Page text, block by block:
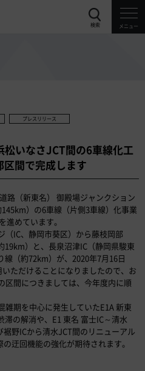
検索 メニュー
プレスリリース
松いなさJCT間の6車線化工
間で完成します
路（新東名） 御殿場ジャンクション
145km）の6車線（片側3車線）化事業
進めています。
（IC、静岡市葵区）から藤枝岡部
19km）と、長泉沼津IC（静岡県駿東
（約72km）が、2020年7月16日
いただけることになりましたので、お
区間につきましては、今年度内に順
期を中心に発生していたE1A 新東
の解消や、E1 東名 富士IC～清水
野ICから清水JCT間のリニューアル
迂回機能の強化が期待されます。